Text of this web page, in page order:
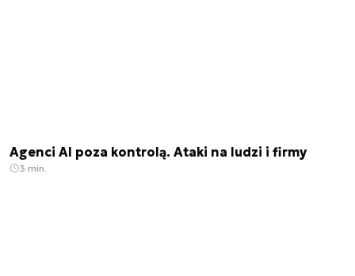
Agenci AI poza kontrolą. Ataki na ludzi i firmy
3 min.